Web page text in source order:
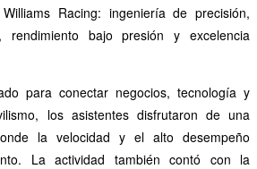
Racing: ingeniería de precisión,
rendimiento bajo presión y excelencia
para conectar negocios, tecnología y
los asistentes disfrutaron de una
la velocidad y el alto desempeño
La actividad también contó con la